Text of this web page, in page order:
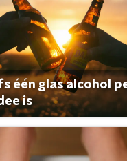
één glas alcohol
is